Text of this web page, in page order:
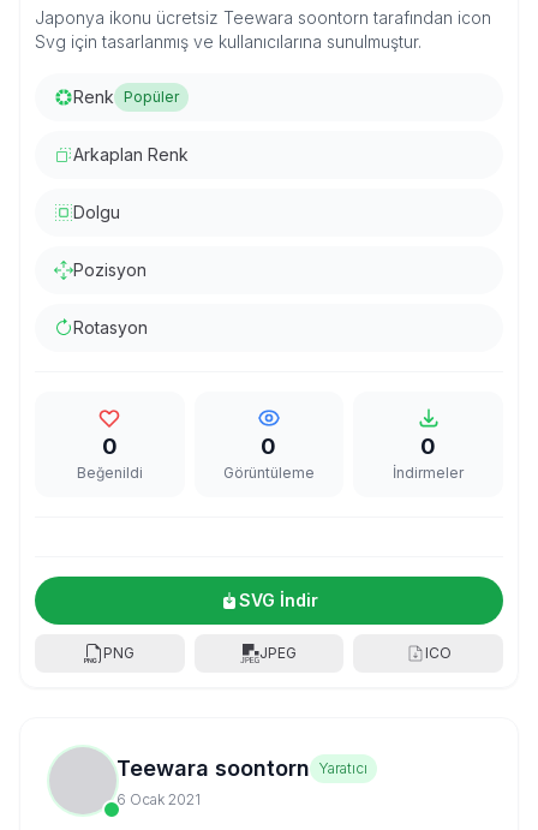
Japonya ikonu ücretsiz Teewara soontorn tarafından icon
Svg için tasarlanmış ve kullanıcılarına sunulmuştur.
Renk Popüler
Arkaplan Renk
Dolgu
Pozisyon
Rotasyon
0
Beğenildi
0
Görüntüleme
0
İndirmeler
SVG İndir
PNG JPEG ICO
Teewara soontorn Yaratıcı
6 Ocak 2021